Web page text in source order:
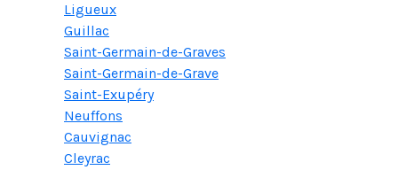
Ligueux
Guillac
Saint-Germain-de-Graves
Saint-Germain-de-Grave
Saint-Exupéry
Neuffons
Cauvignac
Cleyrac